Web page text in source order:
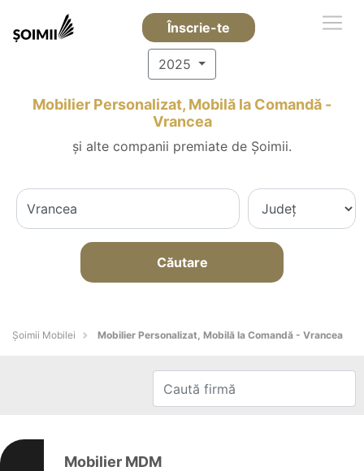
Înscrie-te
2025
Mobilier Personalizat, Mobilă la Comandă -
Vrancea
și alte companii premiate de Șoimii.
Căutare
Șoimii Mobilei Mobilier Personalizat, Mobilă la Comandă - Vrancea
Mobilier MDM